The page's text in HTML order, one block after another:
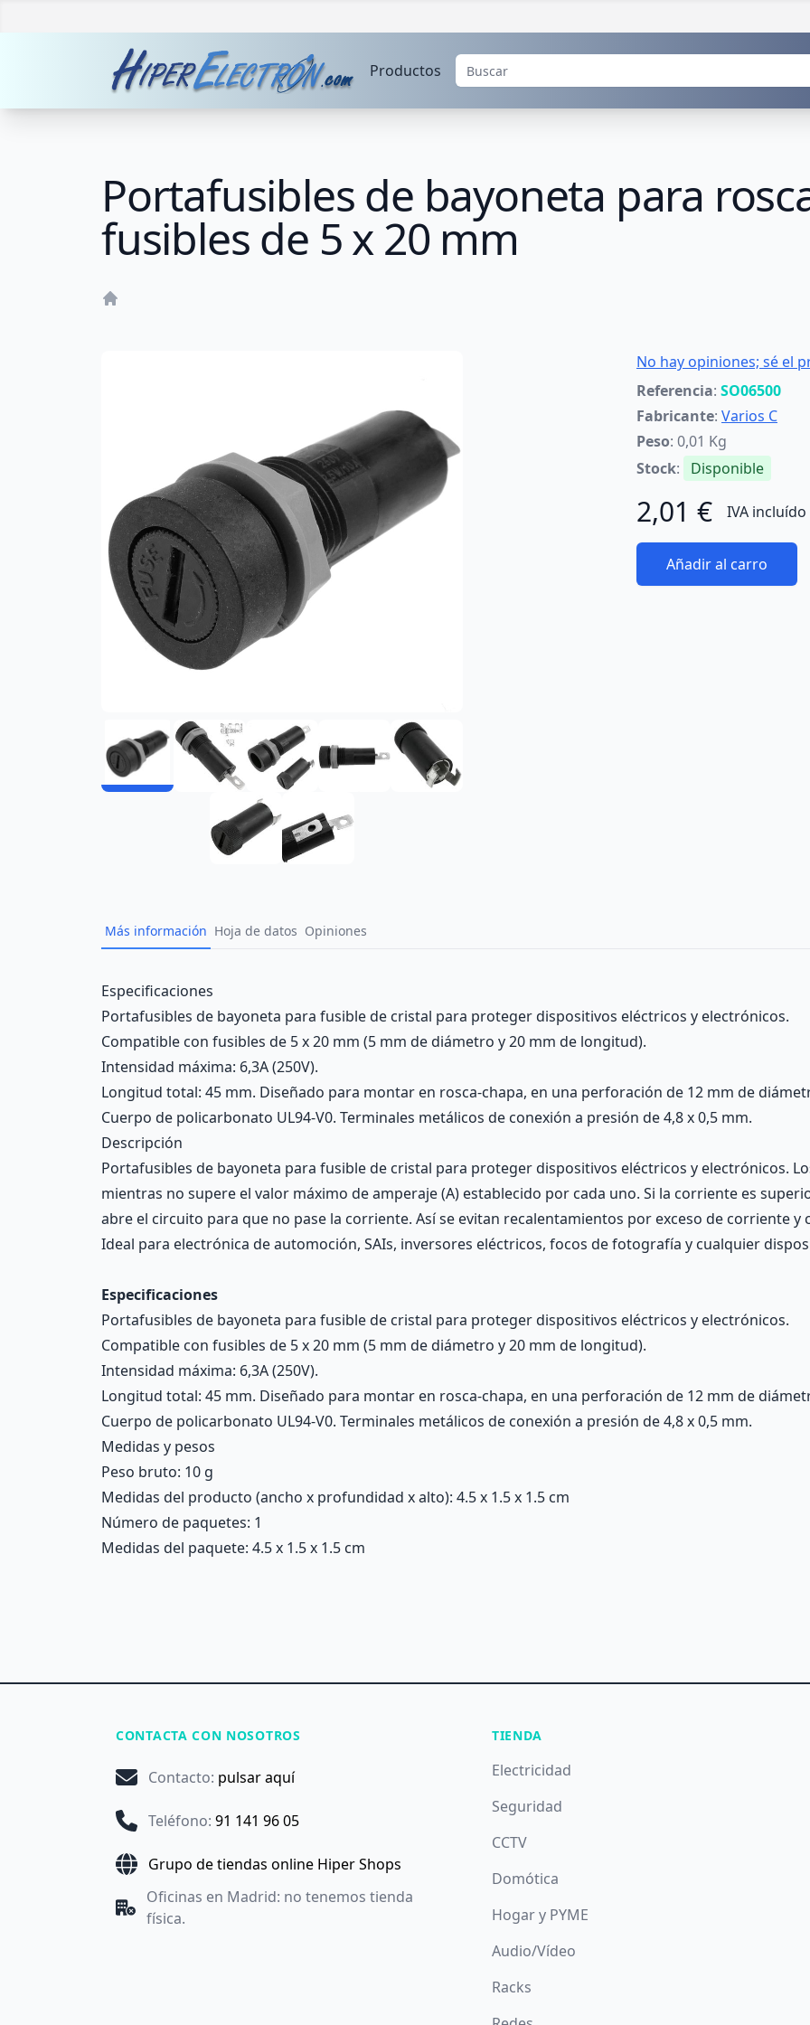
Productos
Portafusibles de bayoneta para
fusibles de 5 x 20 mm
No hay opiniones; sé el
Referencia: SO06500
Fabricante: Varios C
Peso: 0,01 Kg
Stock: Disponible
2,01 € IVA incluído
Añadir al carro
Más información Hoja de datos Opiniones
Description
Especificaciones
Portafusibles de bayoneta para fusible de cristal para proteger dispositivos eléctricos y electrónicos.
Compatible con fusibles de 5 x 20 mm (5 mm de diámetro y 20 mm de longitud).
Intensidad máxima: 6,3A (250V).
Longitud total: 45 mm. Diseñado para montar en rosca-chapa, en una perforación de 12 mm de
Cuerpo de policarbonato UL94-V0. Terminales metálicos de conexión a presión de 4,8 x 0,5 mm.
Descripción
Portafusibles de bayoneta para fusible de cristal para proteger dispositivos eléctricos y electrónicos.
mientras no supere el valor máximo de amperaje (A) establecido por cada uno. Si la corriente es
abre el circuito para que no pase la corriente. Así se evitan recalentamientos por exceso de corriente
Ideal para electrónica de automoción, SAIs, inversores eléctricos, focos de fotografía y cualquier
Especificaciones
Portafusibles de bayoneta para fusible de cristal para proteger dispositivos eléctricos y electrónicos.
Compatible con fusibles de 5 x 20 mm (5 mm de diámetro y 20 mm de longitud).
Intensidad máxima: 6,3A (250V).
Longitud total: 45 mm. Diseñado para montar en rosca-chapa, en una perforación de 12 mm de
Cuerpo de policarbonato UL94-V0. Terminales metálicos de conexión a presión de 4,8 x 0,5 mm.
Medidas y pesos
Peso bruto: 10 g
Medidas del producto (ancho x profundidad x alto): 4.5 x 1.5 x 1.5 cm
Número de paquetes: 1
Medidas del paquete: 4.5 x 1.5 x 1.5 cm
CONTACTA CON NOSOTROS
Contacto: pulsar aquí
Teléfono: 91 141 96 05
Grupo de tiendas online Hiper Shops
Oficinas en Madrid: no tenemos tienda
física.
TIENDA
Electricidad
Seguridad
CCTV
Domótica
Hogar y PYME
Audio/Vídeo
Racks